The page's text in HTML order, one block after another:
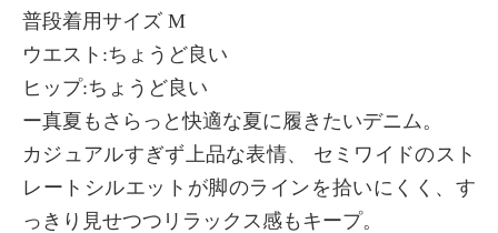
普段着用サイズ M
ウエスト:ちょうど良い
ヒップ:ちょうど良い
ー真夏もさらっと快適な夏に履きたいデニム。
カジュアルすぎず上品な表情、 セミワイドのスト
レートシルエットが脚のラインを拾いにくく、す
っきり見せつつリラックス感もキープ。